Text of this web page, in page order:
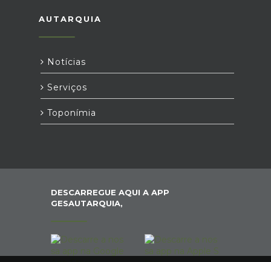
AUTARQUIA
Notícias
Serviços
Toponímia
DESCARREGUE AQUI A APP
GESAUTARQUIA,